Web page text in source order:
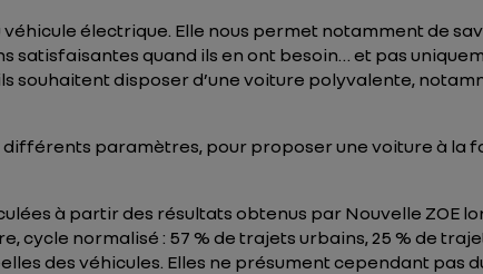
électrique. Elle nous permet notamment de
quand ils en ont besoin… et pas
souhaitent disposer d’une voiture polyvalente,
paramètres, pour proposer une voiture à la
à partir des résultats obtenus par Nouvelle ZOE
cycle normalisé : 57 % de trajets urbains, 25 % de
des véhicules. Elles ne présument cependant pas